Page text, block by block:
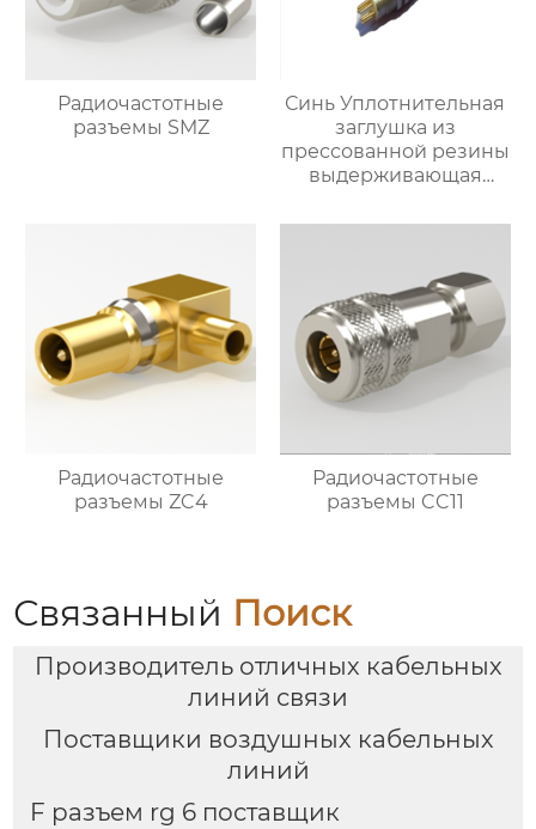
Радиочастотные
разъемы SMZ
Синь Уплотнительная
заглушка из
прессованной резины
выдерживающая
Радиочастотные
разъемы ZC4
Радиочастотные
разъемы CC11
Связанный Поиск
Производитель отличных кабельных
линий связи
Поставщики воздушных кабельных
линий
F разъем rg 6 поставщик